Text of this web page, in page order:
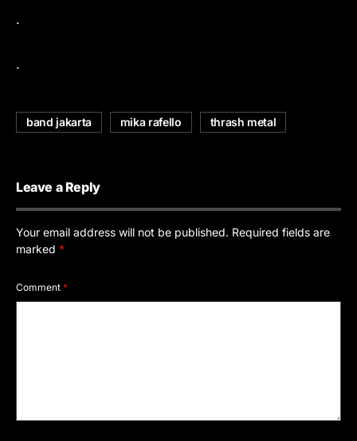
.
.
band jakarta mika rafello thrash metal
Leave a Reply
Your email address will not be published. Required fields are
marked *
Comment *